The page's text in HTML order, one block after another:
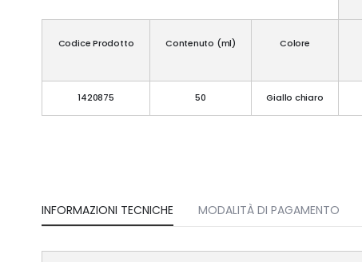
Codice Prodotto Contenuto (ml) Colore
1420875 50 Giallo chiaro
INFORMAZIONI TECNICHE MODALITÀ DI PAGAMENTO